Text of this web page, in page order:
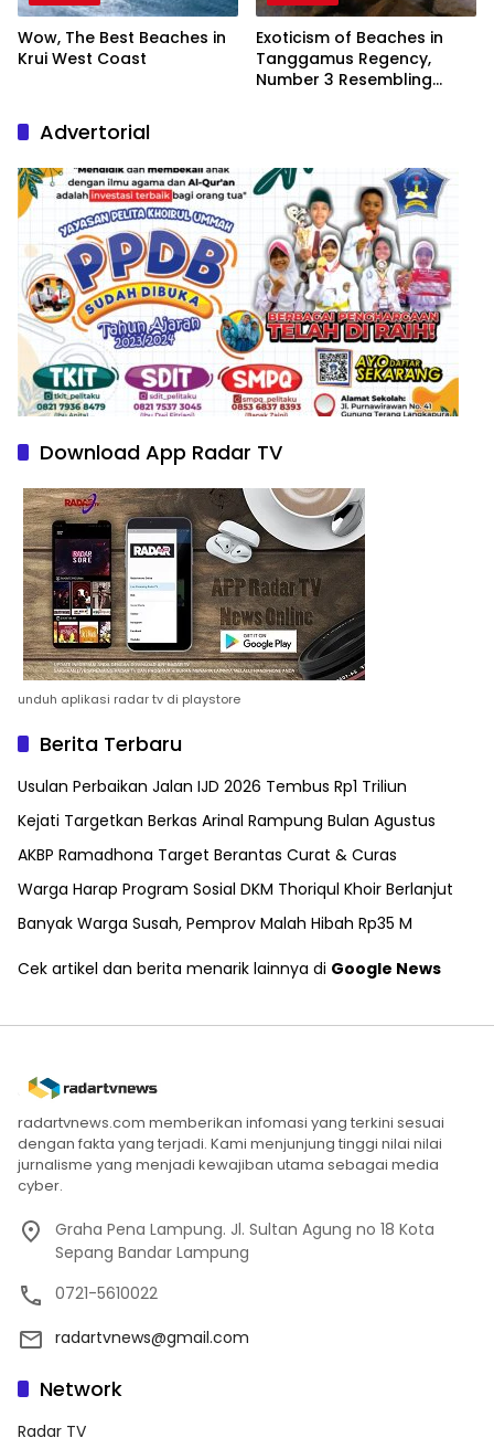
Wow, The Best Beaches in
Krui West Coast
Exoticism of Beaches in
Tanggamus Regency,
Number 3 Resembling
Advertorial
Download App Radar TV
unduh aplikasi radar tv di playstore
Berita Terbaru
Usulan Perbaikan Jalan IJD 2026 Tembus Rp1 Triliun
Kejati Targetkan Berkas Arinal Rampung Bulan Agustus
AKBP Ramadhona Target Berantas Curat & Curas
Warga Harap Program Sosial DKM Thoriqul Khoir Berlanjut
Banyak Warga Susah, Pemprov Malah Hibah Rp35 M
Cek artikel dan berita menarik lainnya di Google News
radartvnews.com memberikan infomasi yang terkini sesuai
dengan fakta yang terjadi. Kami menjunjung tinggi nilai nilai
jurnalisme yang menjadi kewajiban utama sebagai media
cyber.
Graha Pena Lampung. Jl. Sultan Agung no 18 Kota
Sepang Bandar Lampung
0721-5610022
radartvnews@gmail.com
Network
Radar TV